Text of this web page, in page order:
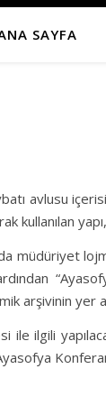
SAYFA
avlusu
kullanılan
müdüriyet
ardından
arşivinin
ile ilgili